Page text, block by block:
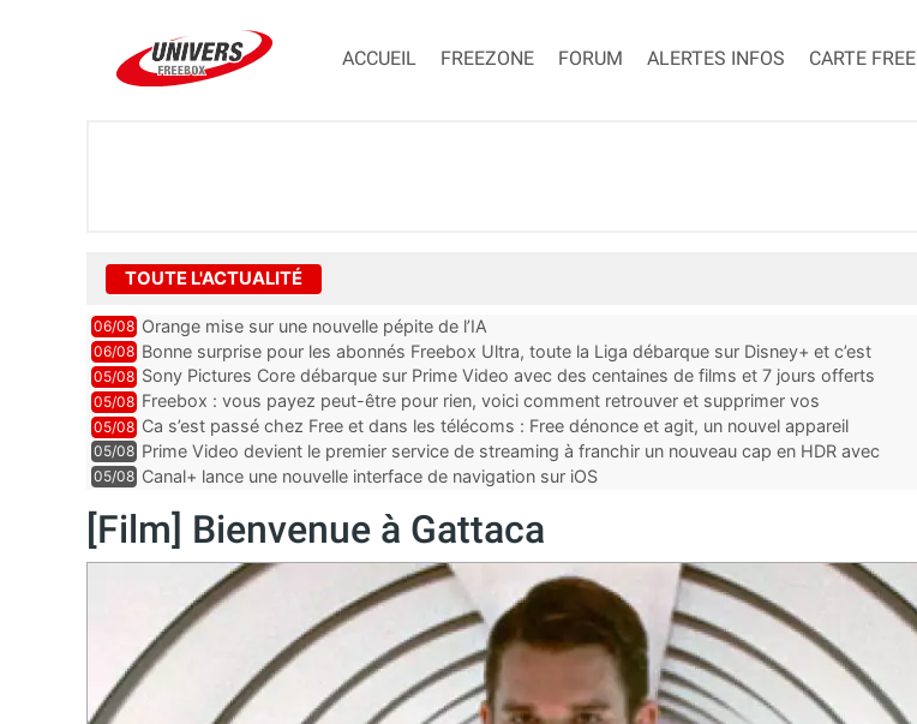
ACCUEIL FREEZONE FORUM ALERTES INFOS CARTE FREE
TOUTE L'ACTUALITÉ
06/08 Orange mise sur une nouvelle pépite de l’IA
06/08 Bonne surprise pour les abonnés Freebox Ultra, toute la Liga débarque sur Disney+ et c’est
inclus
05/08 Sony Pictures Core débarque sur Prime Video avec des centaines de films et 7 jours offerts
05/08 Freebox : vous payez peut-être pour rien, voici comment retrouver et supprimer vos
abonnements TV oubliés
05/08 Ca s’est passé chez Free et dans les télécoms : Free dénonce et agit, un nouvel appareil
pointe le bout de...
05/08 Prime Video devient le premier service de streaming à franchir un nouveau cap en HDR avec
ce lancement
05/08 Canal+ lance une nouvelle interface de navigation sur iOS
[Film] Bienvenue à Gattaca